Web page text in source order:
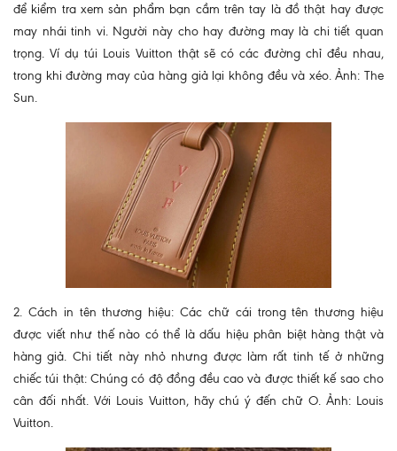
để kiểm tra xem sản phẩm bạn cầm trên tay là đồ thật hay được
may nhái tinh vi. Người này cho hay đường may là chi tiết quan
trọng. Ví dụ túi Louis Vuitton thật sẽ có các đường chỉ đều nhau,
trong khi đường may của hàng giả lại không đều và xéo. Ảnh: The
Sun.
2. Cách in tên thương hiệu: Các chữ cái trong tên thương hiệu
được viết như thế nào có thể là dấu hiệu phân biệt hàng thật và
hàng giả. Chi tiết này nhỏ nhưng được làm rất tinh tế ở những
chiếc túi thật: Chúng có độ đồng đều cao và được thiết kế sao cho
cân đối nhất. Với Louis Vuitton, hãy chú ý đến chữ O. Ảnh: Louis
Vuitton.